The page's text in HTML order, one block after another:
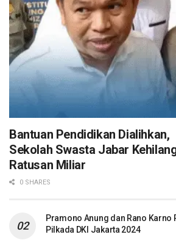
Bantuan Pendidikan Dialihkan,
Sekolah Swasta Jabar
Ratusan Miliar
0 SHARES
Pramono Anung dan Rano Karno
Pilkada DKI Jakarta 2024